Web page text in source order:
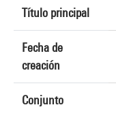
Título principal
Fecha de
creación
Conjunto